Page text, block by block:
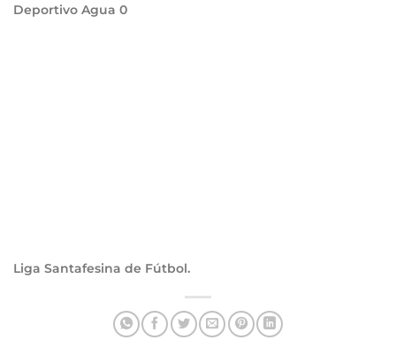
Deportivo Agua 0
Liga Santafesina de Fútbol.